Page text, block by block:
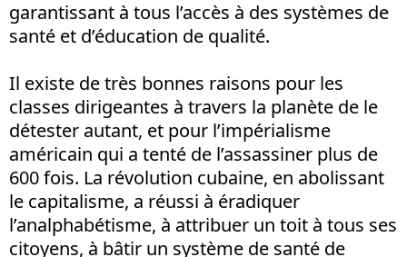
garantissant à tous l’accès à des systèmes de
santé et d’éducation de qualité.
Il existe de très bonnes raisons pour les
classes dirigeantes à travers la planète de le
détester autant, et pour l’impérialisme
américain qui a tenté de l’assassiner plus de
600 fois. La révolution cubaine, en abolissant
le capitalisme, a réussi à éradiquer
l’analphabétisme, à attribuer un toit à tous ses
citoyens, à bâtir un système de santé de